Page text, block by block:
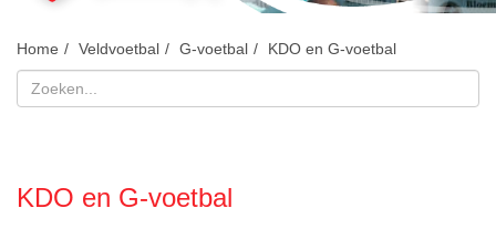
Home Veldvoetbal G-voetbal KDO en G-voetbal
KDO en G-voetbal